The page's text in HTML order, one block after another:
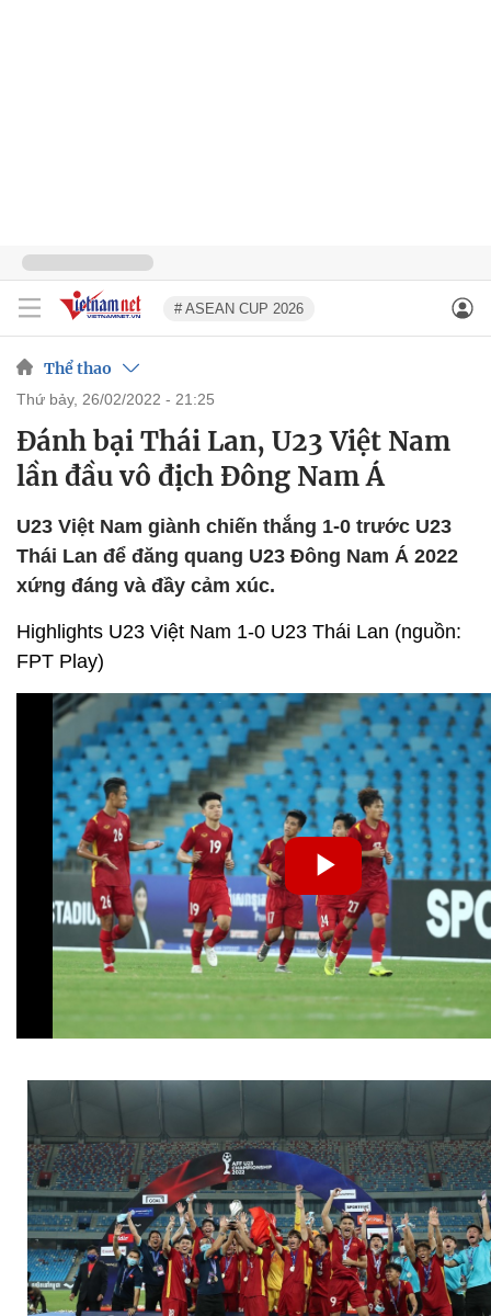
# ASEAN CUP 2026
Thể thao
thứ bảy, 26/02/2022 - 21:25
Đánh bại Thái Lan, U23 Việt Nam
lần đầu vô địch Đông Nam Á
U23 Việt Nam giành chiến thắng 1-0 trước U23
Thái Lan để đăng quang U23 Đông Nam Á 2022
xứng đáng và đầy cảm xúc.
Highlights U23 Việt Nam 1-0 U23 Thái Lan (nguồn:
FPT Play)